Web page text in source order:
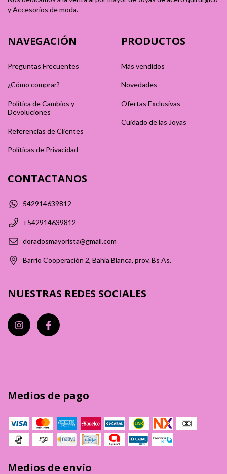
y Accesorios de moda.
NAVEGACIÓN
Preguntas Frecuentes
¿Cómo comprar?
Política de Cambios y
Devoluciones
Referencias de Clientes
Políticas de Privacidad
PRODUCTOS
Más vendidos
Novedades
Ofertas Exclusivas
Cuidado de las Joyas
CONTACTANOS
542914639812
+542914639812
doradosmayorista@gmail.com
Barrio Cooperación 2, Bahía Blanca, prov. Bs As.
NUESTRAS REDES SOCIALES
Medios de pago
Medios de envío